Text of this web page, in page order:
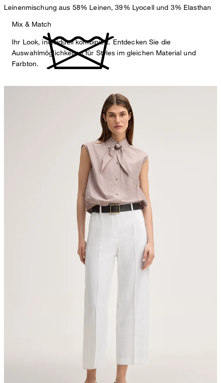
Leinenmischung aus 58% Leinen, 39% Lyocell und 3% Elasthan
Mix & Match
Ihr Look, individuell kombiniert. Entdecken Sie die
Auswahlmöglichkeiten für Styles im gleichen Material und
Farbton.